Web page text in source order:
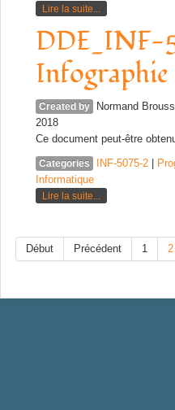
Lire la suite...
Created by Normand
2018
Ce document peut-être
Categories INF-5075-2
Informatique
Lire la suite...
Début Précédent 1 2